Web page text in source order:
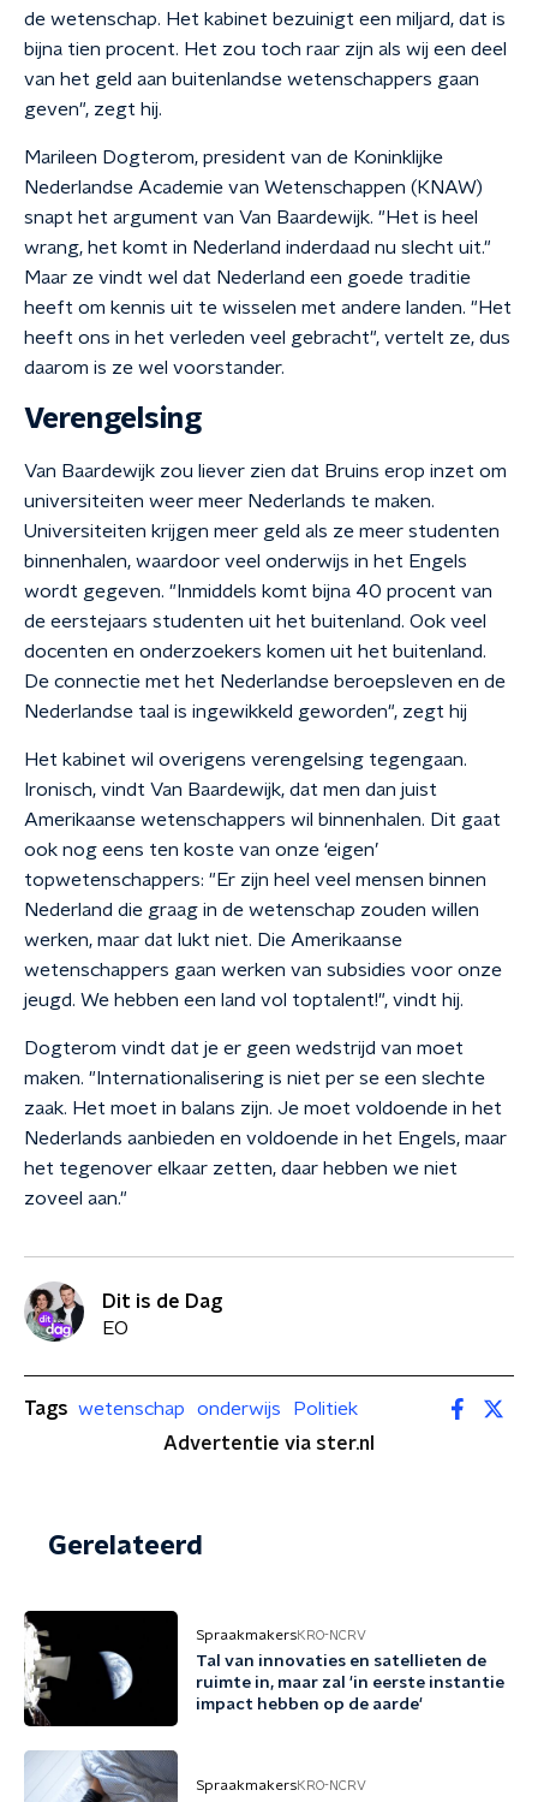
de wetenschap. Het kabinet bezuinigt een miljard, dat is
bijna tien procent. Het zou toch raar zijn als wij een deel
van het geld aan buitenlandse wetenschappers gaan
geven", zegt hij.
Marileen Dogterom, president van de Koninklijke
Nederlandse Academie van Wetenschappen (KNAW)
snapt het argument van Van Baardewijk. "Het is heel
wrang, het komt in Nederland inderdaad nu slecht uit."
Maar ze vindt wel dat Nederland een goede traditie
heeft om kennis uit te wisselen met andere landen. "Het
heeft ons in het verleden veel gebracht", vertelt ze, dus
daarom is ze wel voorstander.
Verengelsing
Van Baardewijk zou liever zien dat Bruins erop inzet om
universiteiten weer meer Nederlands te maken.
Universiteiten krijgen meer geld als ze meer studenten
binnenhalen, waardoor veel onderwijs in het Engels
wordt gegeven. "Inmiddels komt bijna 40 procent van
de eerstejaars studenten uit het buitenland. Ook veel
docenten en onderzoekers komen uit het buitenland.
De connectie met het Nederlandse beroepsleven en de
Nederlandse taal is ingewikkeld geworden", zegt hij
Het kabinet wil overigens verengelsing tegengaan.
Ironisch, vindt Van Baardewijk, dat men dan juist
Amerikaanse wetenschappers wil binnenhalen. Dit gaat
ook nog eens ten koste van onze ‘eigen’
topwetenschappers: "Er zijn heel veel mensen binnen
Nederland die graag in de wetenschap zouden willen
werken, maar dat lukt niet. Die Amerikaanse
wetenschappers gaan werken van subsidies voor onze
jeugd. We hebben een land vol toptalent!", vindt hij.
Dogterom vindt dat je er geen wedstrijd van moet
maken. "Internationalisering is niet per se een slechte
zaak. Het moet in balans zijn. Je moet voldoende in het
Nederlands aanbieden en voldoende in het Engels, maar
het tegenover elkaar zetten, daar hebben we niet
zoveel aan."
Dit is de Dag
EO
Tags wetenschap onderwijs
Politiek
Advertentie via ster.nl
Gerelateerd
SpraakmakersKRO-NCRV
Tal van innovaties en satellieten de
ruimte in, maar zal 'in eerste instantie
impact hebben op de aarde'
SpraakmakersKRO-NCRV